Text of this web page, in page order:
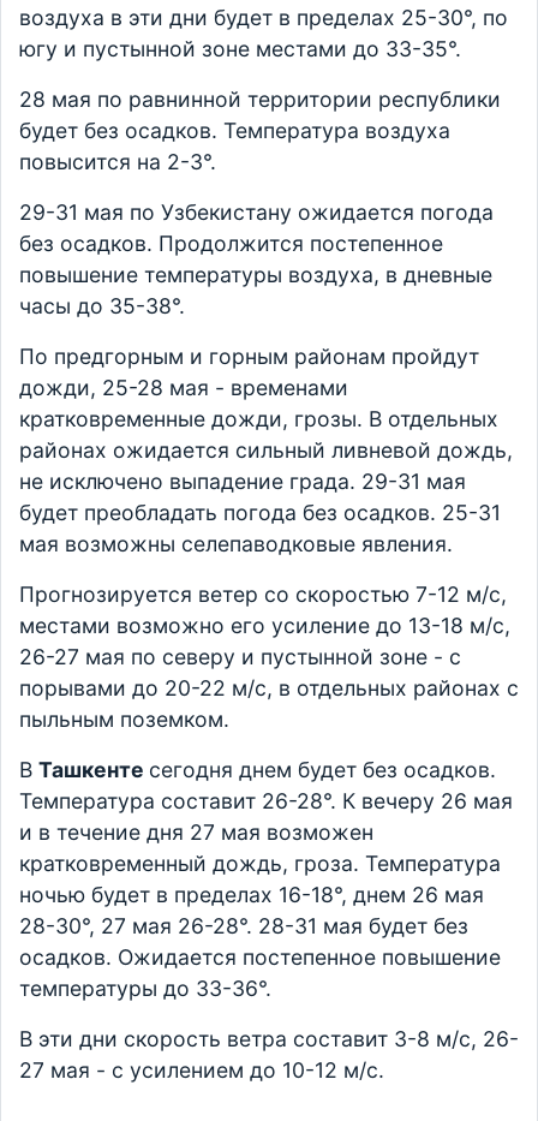
воздуха в эти дни будет в пределах 25-30°, по
югу и пустынной зоне местами до 33-35°.
28 мая по равнинной территории республики
будет без осадков. Температура воздуха
повысится на 2-3°.
29-31 мая по Узбекистану ожидается погода
без осадков. Продолжится постепенное
повышение температуры воздуха, в дневные
часы до 35-38°.
По предгорным и горным районам пройдут
дожди, 25-28 мая - временами
кратковременные дожди, грозы. В отдельных
районах ожидается сильный ливневой дождь,
не исключено выпадение града. 29-31 мая
будет преобладать погода без осадков. 25-31
мая возможны селепаводковые явления.
Прогнозируется ветер со скоростью 7-12 м/с,
местами возможно его усиление до 13-18 м/с,
26-27 мая по северу и пустынной зоне - с
порывами до 20-22 м/с, в отдельных районах с
пыльным поземком.
В Ташкенте сегодня днем будет без осадков.
Температура составит 26-28°. К вечеру 26 мая
и в течение дня 27 мая возможен
кратковременный дождь, гроза. Температура
ночью будет в пределах 16-18°, днем 26 мая
28-30°, 27 мая 26-28°. 28-31 мая будет без
осадков. Ожидается постепенное повышение
температуры до 33-36°.
В эти дни скорость ветра составит 3-8 м/с, 26-
27 мая - с усилением до 10-12 м/с.